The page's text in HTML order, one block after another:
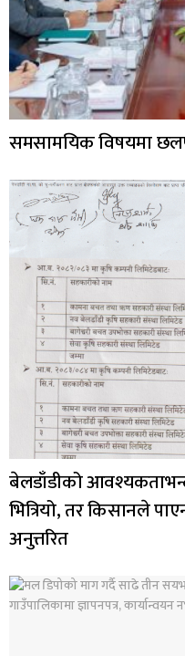
समसामयिक विषयमा
बेलडाँडीको
भित्रियो, तर किसानले
अनुत्तरित